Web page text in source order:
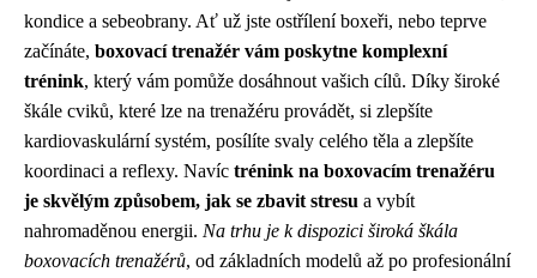
kondice a sebeobrany. Ať už jste ostřílení boxeři, nebo teprve
začínáte, boxovací trenažér vám poskytne komplexní
trénink, který vám pomůže dosáhnout vašich cílů. Díky široké
škále cviků, které lze na trenažéru provádět, si zlepšíte
kardiovaskulární systém, posílíte svaly celého těla a zlepšíte
koordinaci a reflexy. Navíc trénink na boxovacím trenažéru
je skvělým způsobem, jak se zbavit stresu a vybít
nahromaděnou energii. Na trhu je k dispozici široká škála
boxovacích trenažérů, od základních modelů až po profesionální